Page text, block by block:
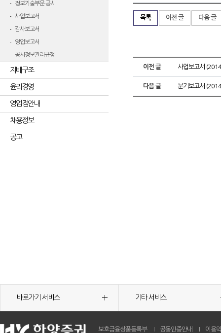
정보기술부문 공시
사업보고서
감사보고서
영업보고서
공시정보관리규정
지배구조
윤리경영
영업점안내
채용정보
공고
목록 이전 글 다음 글
이전 글 사업보고서
다음 글 분기보고서
바로가기 서비스 기타 서비스
보호금융상품등록부 공동인증안내 이용